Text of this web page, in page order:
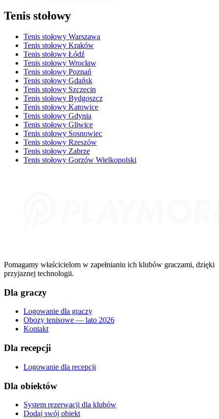
Tenis stołowy
Tenis stołowy Warszawa
Tenis stołowy Kraków
Tenis stołowy Łódź
Tenis stołowy Wrocław
Tenis stołowy Poznań
Tenis stołowy Gdańsk
Tenis stołowy Szczecin
Tenis stołowy Bydgoszcz
Tenis stołowy Katowice
Tenis stołowy Gdynia
Tenis stołowy Gliwice
Tenis stołowy Sosnowiec
Tenis stołowy Rzeszów
Tenis stołowy Zabrze
Tenis stołowy Gorzów Wielkopolski
Pomagamy właścicielom w zapełnianiu ich klubów graczami, dzięki
przyjaznej technologii.
Dla graczy
Logowanie dla graczy
Obozy tenisowe — lato 2026
Kontakt
Dla recepcji
Logowanie dla recepcji
Dla obiektów
System rezerwacji dla klubów
Dodaj swój obiekt